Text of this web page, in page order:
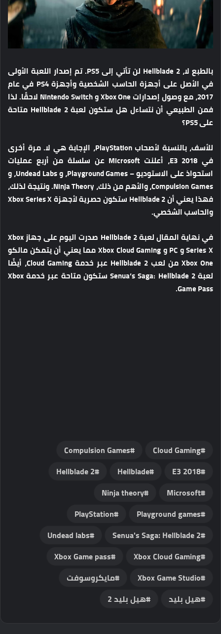
بالطبع لا، Hellblade 2 لن تأتي إلى PS5. تم إصدار اللعبة الأولى
في الأصل على أجهزة الحاسب الشخصية وأجهزة PS4 في عام
2017، مع وصول إصدارات Xbox One و Nintendo Switch لاحقًا. لذا
فمن الطبيعي أن نتساءل هل ستكون لعبة Hellblade 2 متاحة
على PS5؟
للأسف، بالنسبة لأصحاب PlayStation، الإجابة هي لا. مرة أخرى
في E3 2018، أعلنت Microsoft عن سلسلة من أربع عمليات
استحواذ على الاستوديو – Playground Games، و Undead Labs، و
Compulsion Games، والأهم من ذلك، Ninja Theory. ونتيجة لذلك،
فهذا يعني أن Hellblade 2 ستكون حصرية لأجهزة Xbox Series X
والحاسب الشخصي.
في نهاية المقال
لعبة Hellblade 2 صدرت اليوم على جهاز Xbox
Series X و PC و Xbox Cloud Gaming مما يعني أن يتمكن مالكو
Xbox One من لعب Hellblade 2 عبر خدمة Cloud Gaming، أيضًا
لعبة Senua’s Saga: Hellblade 2 ستكون متاحة عبر خدمة Xbox
Game Pass.
Cloud Gaming
Compulsion Games
E3 2018
Hellblade
Hellblade 2
Microsoft
Ninja theory
Playground games
PlayStation
Senua's Saga: Hellblade 2
Undead labs
Xbox Cloud Gaming
Xbox Game pass
Xbox Game Studio
مايكروسوفت
هيل بليد
هيل بليد 2